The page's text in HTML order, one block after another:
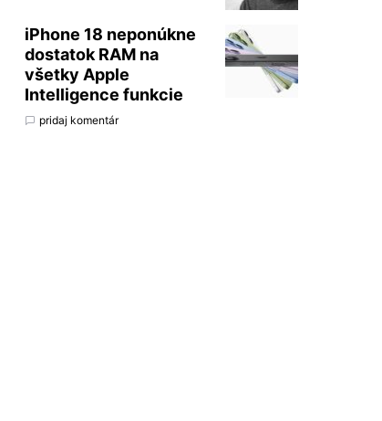
iPhone 18 neponúkne
dostatok RAM na
všetky Apple
Intelligence funkcie
pridaj komentár